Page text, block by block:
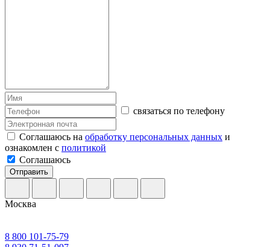
связаться по телефону
Соглашаюсь на обработку персональных данных и
ознакомлен с политикой
Соглашаюсь
Отправить
Москва
8 800 101-75-79